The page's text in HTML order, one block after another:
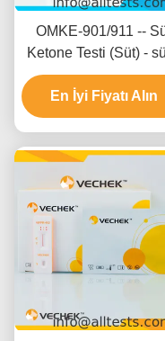
OMKE-901/911 --
Ketone Testi (Süt) -
keton tespiti için
En İyi Fiyatı Alın